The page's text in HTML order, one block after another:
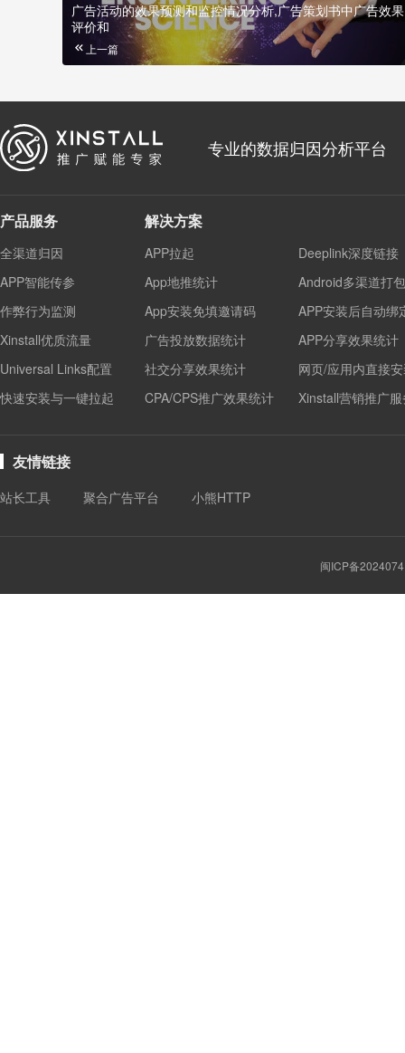
广告活动的效果预测和监控情况分析,广告策划书中广告效果
评价和
上一篇
专业的数据归因分析平台
产品服务
全渠道归因
APP智能传参
作弊行为监测
Xinstall优质流量
Universal Links配置
快速安装与一键拉起
解决方案
APP拉起
Deeplink深度链接
App地推统计
Android多渠道打包
App安装免填邀请码
APP安装后自动绑
广告投放数据统计
APP分享效果统计
社交分享效果统计
网页/应用内直接
CPA/CPS推广效果统计
Xinstall营销推广
友情链接
站长工具 聚合广告平台 小熊HTTP
闽ICP备